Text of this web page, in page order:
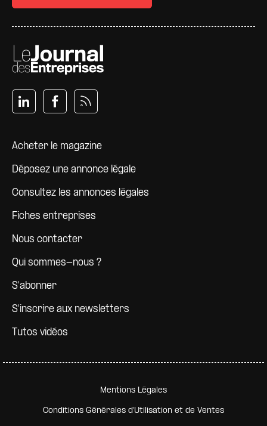
Pied de page
Acheter le magazine
Déposez une annonce légale
Consultez les annonces légales
Fiches entreprises
Nous contacter
Qui sommes-nous ?
S'abonner
S'inscrire aux newsletters
Tutos vidéos
Pied de page secondaire
Mentions Légales
Conditions Générales d'Utilisation et de Ventes